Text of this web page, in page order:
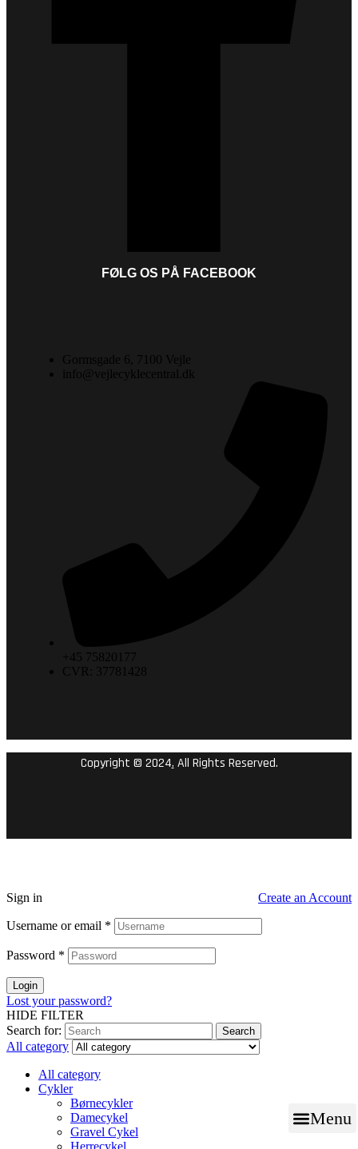
Menu
FØLG OS PÅ FACEBOOK
Gormsgade 6, 7100 Vejle
info@vejlecyklecentral.dk
+45 75820177
CVR: 37781428
Copyright © 2024. All Rights Reserved.
Sign in Create an Account
Username or email *
Password *
Login
Lost your password?
HIDE FILTER
Search for:
Search
All category
All category
Cykler
Børnecykler
Damecykel
Gravel Cykel
Herrecykel